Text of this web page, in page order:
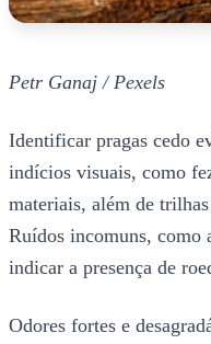
Petr Ganaj / Pexels
Identificar pragas cedo
indícios visuais, como
materiais, além de
Ruídos incomuns, como
indicar a presença de
Odores fortes e